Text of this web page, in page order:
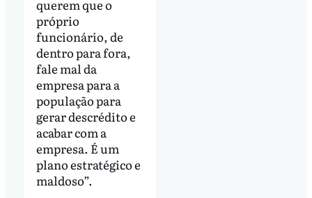
querem que o
próprio
funcionário, de
dentro para fora,
fale mal da
empresa para a
população para
gerar descrédito e
acabar com a
empresa. É um
plano estratégico e
maldoso”.